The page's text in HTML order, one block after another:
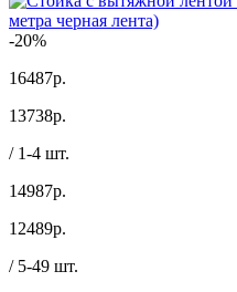
-20%
16487р.
13738р.
/ 1-4 шт.
14987р.
12489р.
/ 5-49 шт.